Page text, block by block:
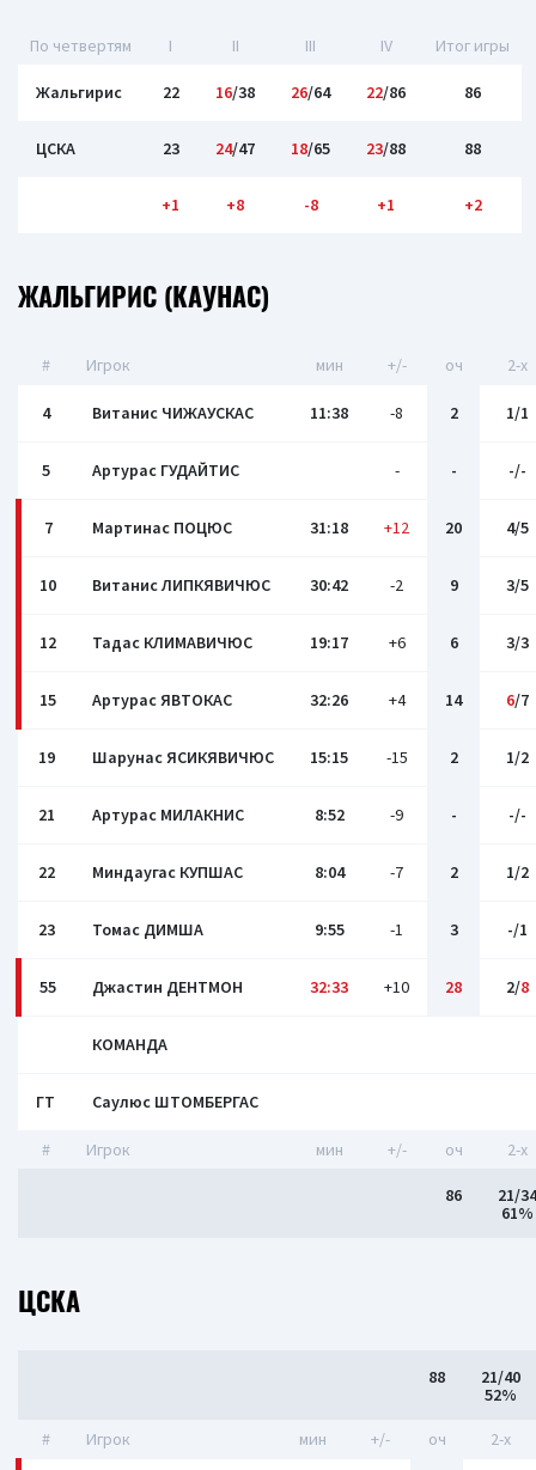
По четвертям I II III IV Итог игры
Жальгирис 22 16/38 26/64 22/86 86
ЦСКА 23 24/47 18/65 23/88 88
+1 +8 -8 +1 +2
ЖАЛЬГИРИС (КАУНАС)
# Игрок мин +/- оч 2-x
4 Витанис ЧИЖАУСКАС 11:38 -8 2 1/1
5 Артурас ГУДАЙТИС - - -/-
7 Мартинас ПОЦЮС 31:18 +12 20 4/5
10 Витанис ЛИПКЯВИЧЮС 30:42 -2 9 3/5
12 Тадас КЛИМАВИЧЮС 19:17 +6 6 3/3
15 Артурас ЯВТОКАС 32:26 +4 14 6/7
19 Шарунас ЯСИКЯВИЧЮС 15:15 -15 2 1/2
21 Артурас МИЛАКНИС 8:52 -9 - -/-
22 Миндаугас КУПШАС 8:04 -7 2 1/2
23 Томас ДИМША 9:55 -1 3 -/1
55 Джастин ДЕНТМОН 32:33 +10 28 2/8
КОМАНДА
ГТ Саулюс ШТОМБЕРГАС
# Игрок мин +/- оч 2-x
86
21/34
61%
ЦСКА
88
21/40
52%
# Игрок мин +/- оч 2-x